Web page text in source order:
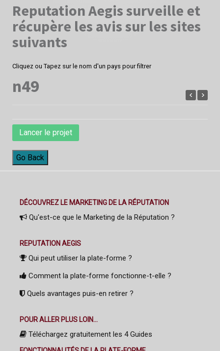
Reputation Aegis surveille et
récupère les avis sur les sites
suivants
Cliquez ou Tapez sur le nom d'un pays pour filtrer
n49
Lancer le projet
Go Back
DÉCOUVREZ LE MARKETING DE LA RÉPUTATION
Qu'est-ce que le Marketing de la Réputation ?
REPUTATION AEGIS
Qui peut utiliser la plate-forme ?
Comment la plate-forme fonctionne-t-elle ?
Quels avantages puis-en retirer ?
POUR ALLER PLUS LOIN...
Téléchargez gratuitement les 4 Guides